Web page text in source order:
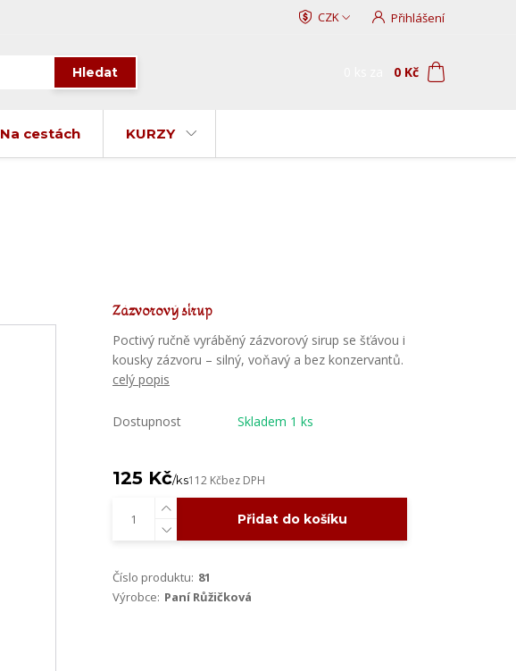
CZK Přihlášení
Hledat 0 Kč
Na cestách KURZY
Zázvorový sirup
Poctivý ručně vyráběný zázvorový sirup se šťávou i
kousky zázvoru – silný, voňavý a bez konzervantů.
celý popis
Dostupnost Skladem 1 ks
125 Kč/ks112 Kčbez DPH
Přidat do košíku
Číslo produktu: 81
Výrobce: Paní Růžičková